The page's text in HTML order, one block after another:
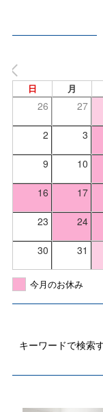
日 月
26 27
2 3
9 10
16 17
23 24
30 31
今月のお休み